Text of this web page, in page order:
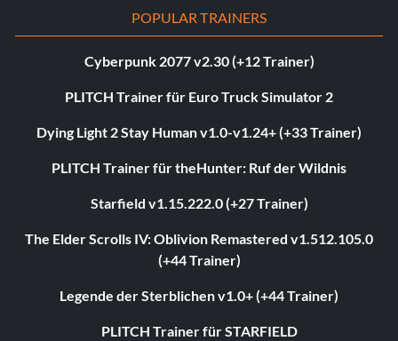
POPULAR TRAINERS
Cyberpunk 2077 v2.30 (+12 Trainer)
PLITCH Trainer für Euro Truck Simulator 2
Dying Light 2 Stay Human v1.0-v1.24+ (+33 Trainer)
PLITCH Trainer für theHunter: Ruf der Wildnis
Starfield v1.15.222.0 (+27 Trainer)
The Elder Scrolls IV: Oblivion Remastered v1.512.105.0
(+44 Trainer)
Legende der Sterblichen v1.0+ (+44 Trainer)
PLITCH Trainer für STARFIELD